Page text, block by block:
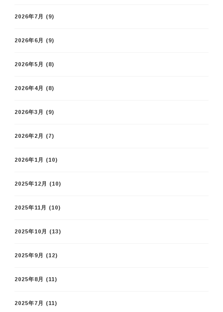
2026年7月 (9)
2026年6月 (9)
2026年5月 (8)
2026年4月 (8)
2026年3月 (9)
2026年2月 (7)
2026年1月 (10)
2025年12月 (10)
2025年11月 (10)
2025年10月 (13)
2025年9月 (12)
2025年8月 (11)
2025年7月 (11)